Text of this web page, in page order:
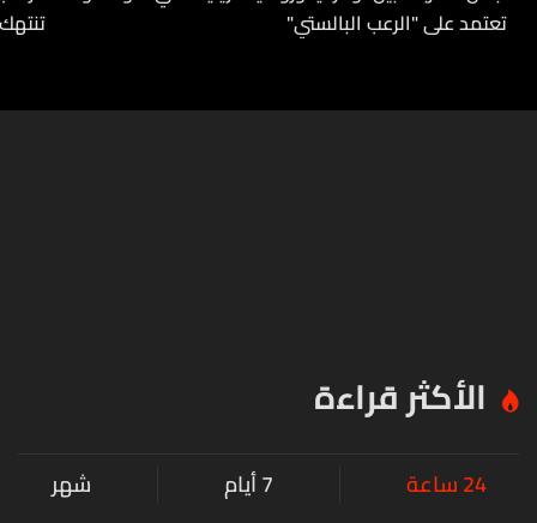
تعتمد على "الرعب البالستي"
الأكثر قراءة
24 ساعة 7 أيام شهر